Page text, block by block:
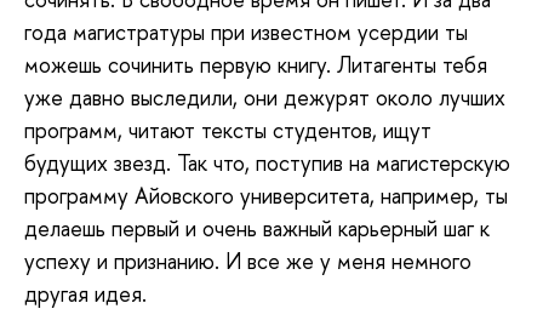
года магистратуры при известном усердии ты
можешь сочинить первую книгу. Литагенты тебя
уже давно выследили, они дежурят около лучших
программ, читают тексты студентов, ищут
будущих звезд. Так что, поступив на магистерскую
программу Айовского университета, например, ты
делаешь первый и очень важный карьерный шаг к
успеху и признанию. И все же у меня немного
другая идея.